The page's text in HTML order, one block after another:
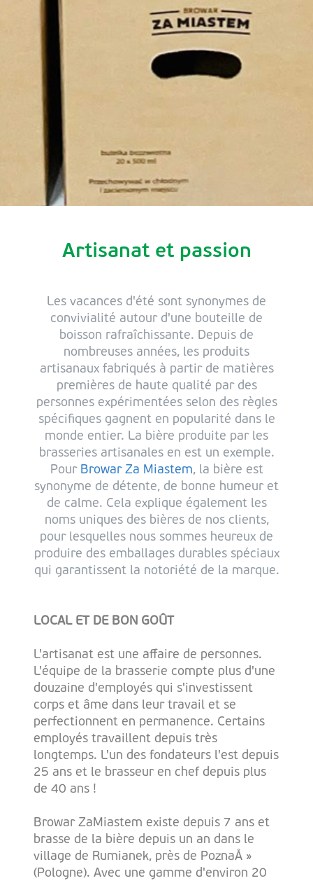
Artisanat et passion
Les vacances d'été sont synonymes de
convivialité autour d'une bouteille de
boisson rafraîchissante. Depuis de
nombreuses années, les produits
artisanaux fabriqués à partir de matières
premières de haute qualité par des
personnes expérimentées selon des règles
spécifiques gagnent en popularité dans le
monde entier. La bière produite par les
brasseries artisanales en est un exemple.
Pour Browar Za Miastem, la bière est
synonyme de détente, de bonne humeur et
de calme. Cela explique également les
noms uniques des bières de nos clients,
pour lesquelles nous sommes heureux de
produire des emballages durables spéciaux
qui garantissent la notoriété de la marque.
LOCAL ET DE BON GOÛT
L'artisanat est une affaire de personnes.
L'équipe de la brasserie compte plus d'une
douzaine d'employés qui s'investissent
corps et âme dans leur travail et se
perfectionnent en permanence. Certains
employés travaillent depuis très
longtemps. L'un des fondateurs l'est depuis
25 ans et le brasseur en chef depuis plus
de 40 ans !
Browar ZaMiastem existe depuis 7 ans et
brasse de la bière depuis un an dans le
village de Rumianek, près de PoznaÅ »
(Pologne). Avec une gamme d'environ 20